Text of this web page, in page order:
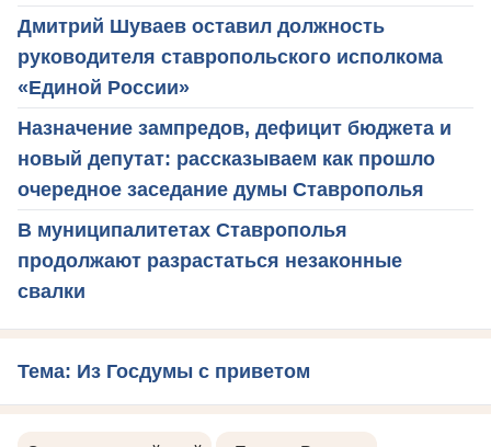
Дмитрий Шуваев оставил должность
руководителя ставропольского исполкома
«Единой России»
Назначение зампредов, дефицит бюджета и
новый депутат: рассказываем как прошло
очередное заседание думы Ставрополья
В муниципалитетах Ставрополья
продолжают разрастаться незаконные
свалки
Тема: Из Госдумы с приветом